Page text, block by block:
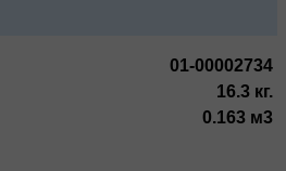
01-00002734
16.3 кг.
0.163 м3